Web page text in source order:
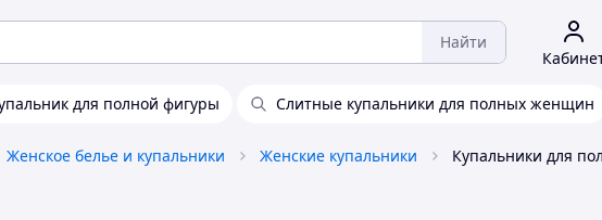
Найти
для полной фигуры Слитные купальники для полных женщин
Женское белье и купальники Женские купальники Купальники для